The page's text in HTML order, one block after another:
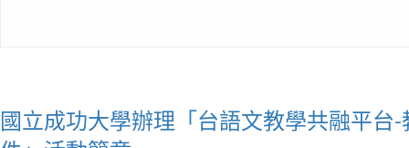
國立成功大學辦理「台語文教學共融平台